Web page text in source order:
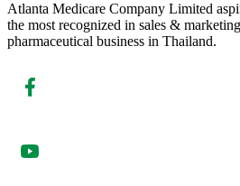
Atlanta Medicare Company Limited
the most recognized in sales &
pharmaceutical business in Thailand.